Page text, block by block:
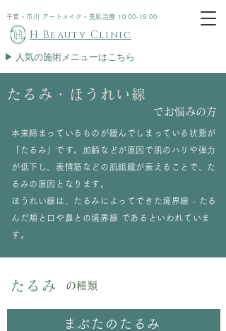
H Beauty Clinic
千葉・市川 アートメイク・美肌治療 10:00-19:00
▶︎ 人気の施術メニューはこちら
たるみ・ほうれい線
​でお悩みの方
本来締まっているものが緩んでしまっている状態が
「たるみ」です。加齢などが原因で肌のハリや弾力
が低下し、表情筋などの肌組織が衰えることで、た
るみの原因となります。
ほうれい線は、たるみによってできた境界線 · たる
んだ頬と口や鼻との境界線 であるといわれていま
す。
たるみ の種類
まぶたのたるみ